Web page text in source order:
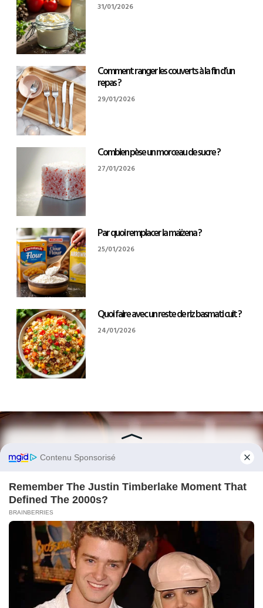
31/01/2026
Comment ranger les couverts à la fin d’un
repas ?
29/01/2026
Combien pèse un morceau de sucre ?
27/01/2026
Par quoi remplacer la maïzena ?
25/01/2026
Quoi faire avec un reste de riz basmati cuit ?
24/01/2026
Légal
À propos
Mentions légales
Plan du site
Contacts
Paris
contact@lepaindescopains.fr
06 05 69 97 32